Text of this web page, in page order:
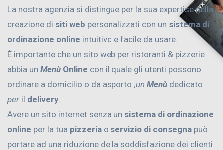
La nostra agenzia si distingue per la sua expertise nella
creazione di siti web personalizzati con un sistema di
ordinazione online intuitivo e facile da usare.
È importante che un sito web per ristoranti & pizzerie
abbia un Menù Online con il quale gli utenti possono
ordinare a domicilio o da asporto ;un Menù dedicato
per il delivery
Avere un sito internet senza un sistema di ordinazione
online per la tua pizzeria o servizio di consegna può
portare ad una riduzione della soddisfazione dei clienti